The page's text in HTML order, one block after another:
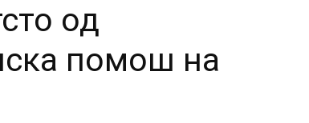
од
помош на